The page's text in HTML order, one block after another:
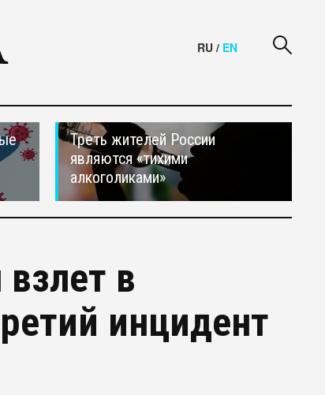
RU / EN
Треть жителей России
являются «тихими
алкоголиками»
в
инцидент